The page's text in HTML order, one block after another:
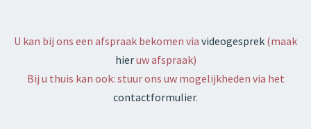
U kan bij ons een afspraak bekomen via videogesprek (maak
hieruw afspraak)
Bij u thuis kan ook: stuur ons uw mogelijkheden via het
contactformulier.